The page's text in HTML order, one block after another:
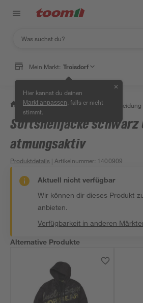
Mein Markt: Troisdorf
Hier kannst du deinen
Markt anpassen , falls er nicht
stimmt.
✕
/ Bauen & Renovieren / Arbeitskleidung
Softshelljacke schwarz
atmungsaktiv
Produktdetails | Artikelnummer: 1400909
Aktuell nicht verfügbar
Wir können dir dieses Produkt
anbieten.
Verfügbarkeit in anderen
Alternative Produkte